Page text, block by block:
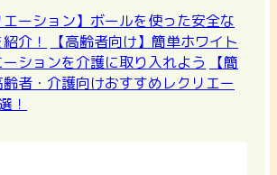
エーション】ボールを使った安全な
介！
【高齢者向け】簡単ホワイト
ションを介護に取り入れよう
【簡
者・介護向けおすすめレクリエー
！